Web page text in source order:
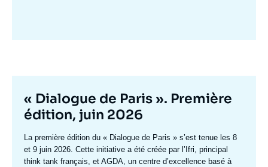
Titre
mis
en
avant
« Dialogue de Paris ». Première
édition, juin 2026
Texte
accroche
La première édition du « Dialogue de Paris » s’est tenue les 8
et 9 juin 2026. Cette initiative a été créée par l’Ifri, principal
think tank français, et AGDA, un centre d’excellence basé à